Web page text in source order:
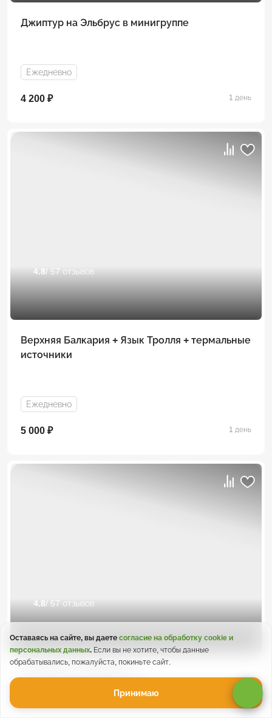
Джиптур на Эльбрус в минигруппе
Ежедневно
4 200 ₽ 1 день
4.8/ 57 отзывов
Верхняя Балкария + Язык Тролля + термальные
источники
Ежедневно
5 000 ₽ 1 день
4.8/ 57 отзывов
Оставаясь на сайте, вы даете согласие на обработку cookie и
персональных данных. Если вы не хотите, чтобы данные
обрабатывались, пожалуйста, покиньте сайт.
Принимаю